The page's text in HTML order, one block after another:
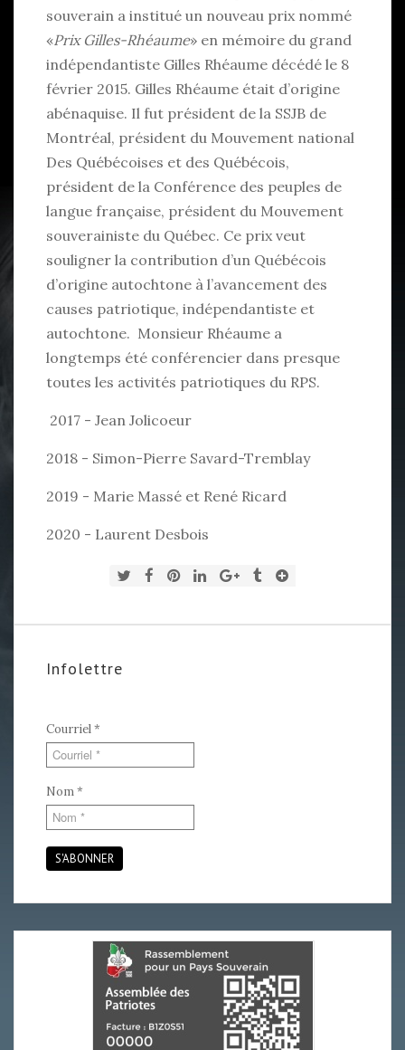
souverain a institué un nouveau prix nommé
«Prix Gilles-Rhéaume» en mémoire du grand
indépendantiste Gilles Rhéaume décédé le 8
février 2015. Gilles Rhéaume était d’origine
abénaquise. Il fut président de la SSJB de
Montréal, président du Mouvement national
Des Québécoises et des Québécois,
président de la Conférence des peuples de
langue française, président du Mouvement
souverainiste du Québec. Ce prix veut
souligner la contribution d’un Québécois
d’origine autochtone à l’avancement des
causes patriotique, indépendantiste et
autochtone. Monsieur Rhéaume a
longtemps été conférencier dans presque
toutes les activités patriotiques du RPS.
2017 - Jean Jolicoeur
2018 - Simon-Pierre Savard-Tremblay
2019 - Marie Massé et René Ricard
2020 - Laurent Desbois
Infolettre
Courriel*
Nom*
S'ABONNER